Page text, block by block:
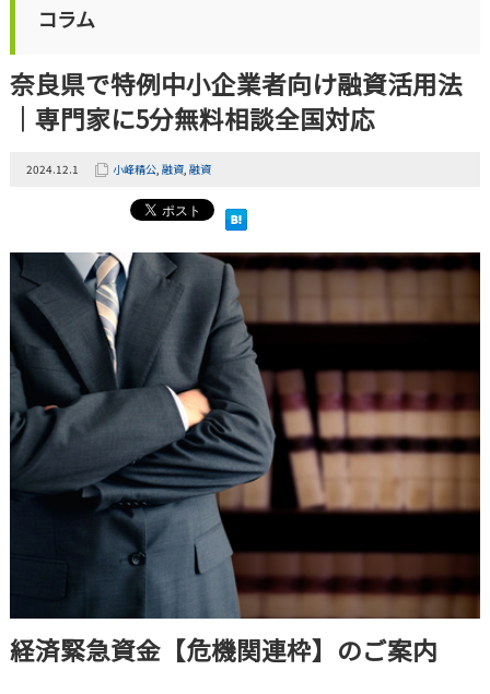
コラム
奈良県で特例中小企業者向け融資活用法
｜専門家に5分無料相談全国対応
2024.12.1 小峰精公, 融資, 融資
経済緊急資金【危機関連枠】のご案内